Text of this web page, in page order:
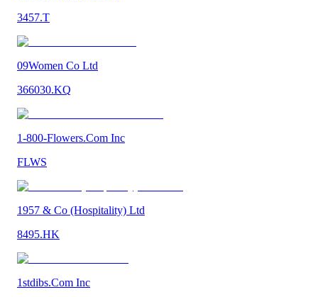
3457.T
09Women Co Ltd
366030.KQ
1-800-Flowers.Com Inc
FLWS
1957 & Co (Hospitality) Ltd
8495.HK
1stdibs.Com Inc